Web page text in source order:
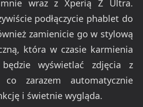
mnie wraz z Xperią Z Ultra.
podłączycie phablet do
zamienicie go w stylową
która w czasie karmienia
wyświetlać zdjęcia z
zarazem automatycznie
i świetnie wygląda.